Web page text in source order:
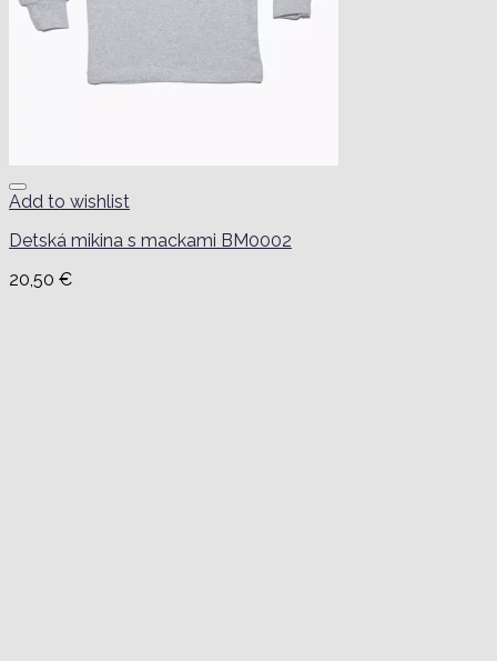
Add to wishlist
Detská mikina s mackami BM0002
20,50 €